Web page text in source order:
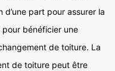
part pour assurer la
bénéficier une
de toiture. La
de toiture peut être